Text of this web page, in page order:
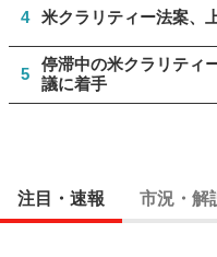
4 米クラリティー法案、
5
停滞中の米クラリティ
議に着手
注目・速報 市況・解